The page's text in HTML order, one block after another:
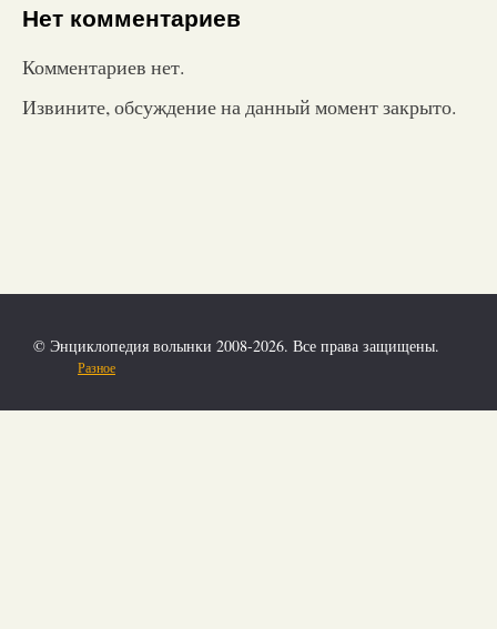
Нет комментариев
Комментариев нет.
Извините, обсуждение на данный момент закрыто.
© Энциклопедия волынки 2008-2026. Все права защищены.
Разное